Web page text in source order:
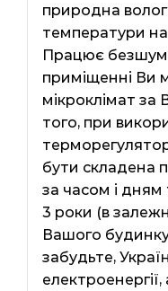
природна
температури
Працює
приміщенні Ви
мікроклімат
того, при
бути складена
за часом і дням
3 роки (в
Вашого будинку
забудьте,
електроенергії,